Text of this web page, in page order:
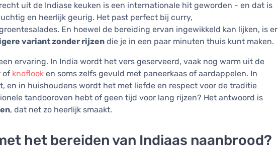
uit de Indiase keuken is een internationale hit geworden - en dat is
en heerlijk geurig. Het past perfect bij curry,
En hoewel de bereiding ervan ingewikkeld kan lijken, is er
variant zonder rijzen die je in een paar minuten thuis kunt maken.
ervaring. In India wordt het vers geserveerd, vaak nog warm uit de
of knoflook en soms zelfs gevuld met paneerkaas of aardappelen. In
en in huishoudens wordt het met liefde en respect voor de traditie
tandooroven hebt of geen tijd voor lang rijzen? Het antwoord is
, dat net zo heerlijk smaakt.
het bereiden van Indiaas naanbrood?